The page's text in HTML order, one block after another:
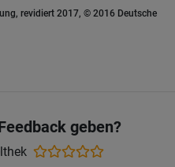
revidiert 2017, © 2016 Deutsche
geben?